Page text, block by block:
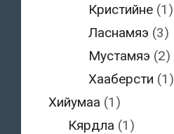
Кристийне(1)
Ласнамяэ (3)
Мустамяэ (2)
Хааберсти (1)
Хийумаа (1)
Кярдла (1)